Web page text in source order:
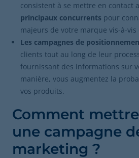
consistent à se mettre en contact
principaux concurrents pour
majeurs de votre marque vis-à-vis
Les campagnes de
clients tout au long de leur
fournissant des informations sur
manière, vous augmentez la
vos produits.
Comment
une campagne
marketing ?